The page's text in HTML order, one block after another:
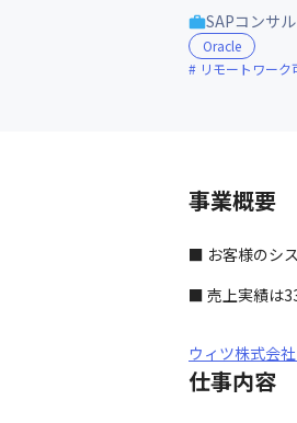
SAPコンサ
Oracle
リモートワーク
事業概要
■ お客様のシ
■ 売上実績は
ウィツ株式会
仕事内容